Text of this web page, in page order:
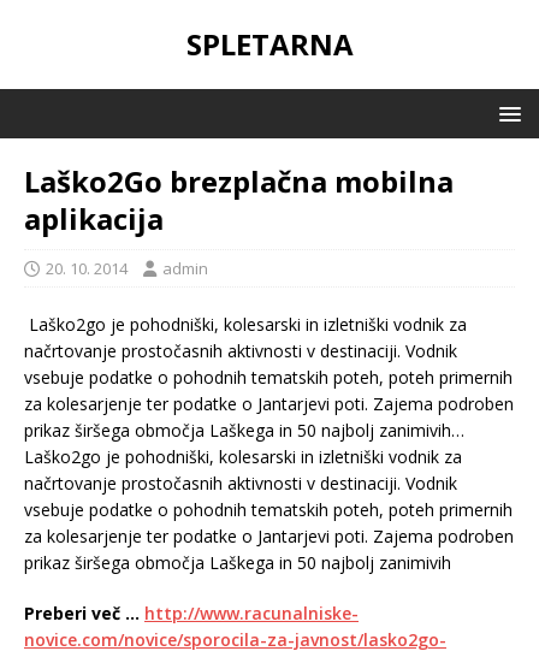
SPLETARNA
Laško2Go brezplačna mobilna
aplikacija
20. 10. 2014 admin
Laško2go je pohodniški, kolesarski in izletniški vodnik za
načrtovanje prostočasnih aktivnosti v destinaciji. Vodnik
vsebuje podatke o pohodnih tematskih poteh, poteh primernih
za kolesarjenje ter podatke o Jantarjevi poti. Zajema podroben
prikaz širšega območja Laškega in 50 najbolj zanimivih…
Laško2go je pohodniški, kolesarski in izletniški vodnik za
načrtovanje prostočasnih aktivnosti v destinaciji. Vodnik
vsebuje podatke o pohodnih tematskih poteh, poteh primernih
za kolesarjenje ter podatke o Jantarjevi poti. Zajema podroben
prikaz širšega območja Laškega in 50 najbolj zanimivih
Preberi več … http://www.racunalniske-
novice.com/novice/sporocila-za-javnost/lasko2go-